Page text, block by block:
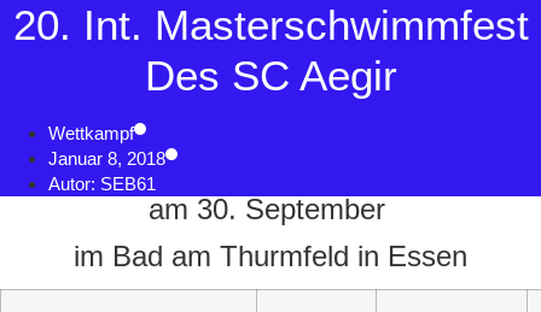
20. Int. Masterschwimmfest
Des SC Aegir
Wettkampf
Januar 8, 2018
Autor: SEB61
am 30. September
im Bad am Thurmfeld in Essen